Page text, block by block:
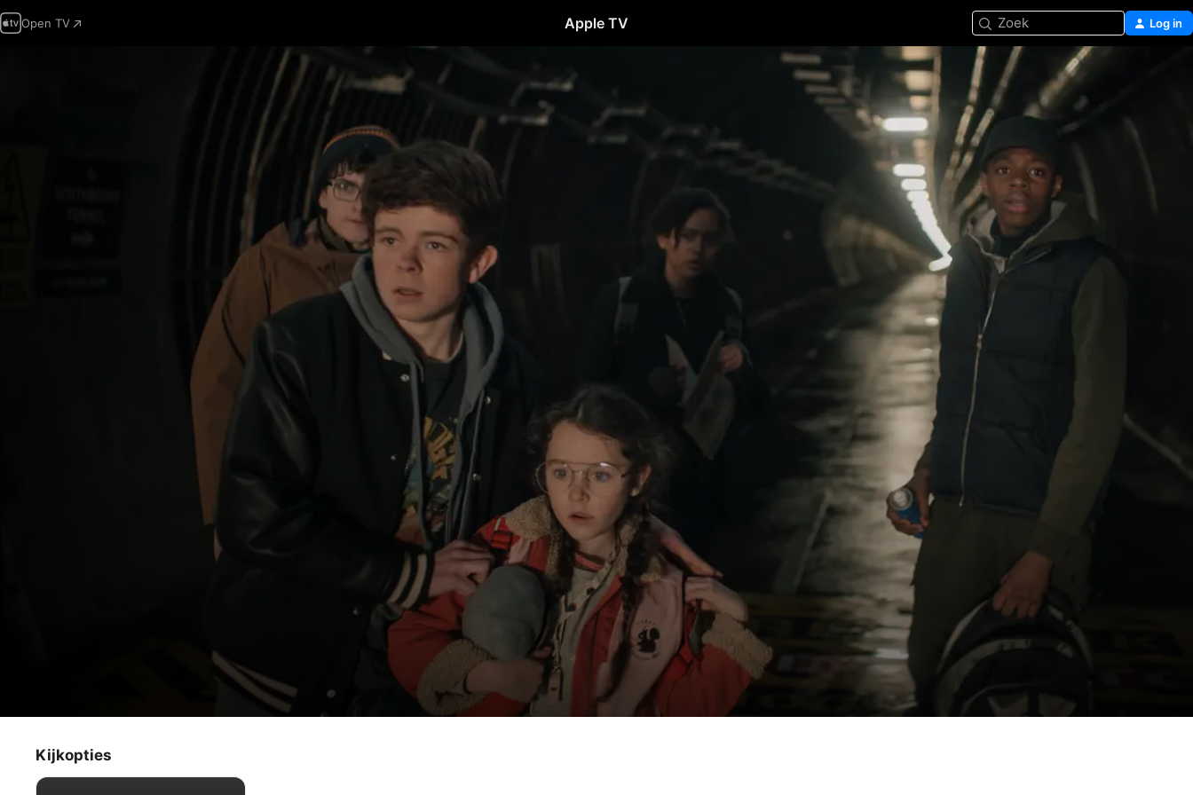
Open TV Apple TV Zoek Log in
De tunnel
Sciencefiction
Kijkopties